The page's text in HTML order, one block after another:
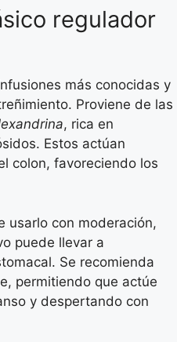
regulador
más conocidas y
Proviene de las
, rica en
Estos actúan
colon, favoreciendo los
usarlo con moderación,
puede llevar a
Se recomienda
permitiendo que actúe
y despertando con